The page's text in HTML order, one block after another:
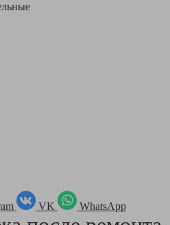
VK WhatsApp